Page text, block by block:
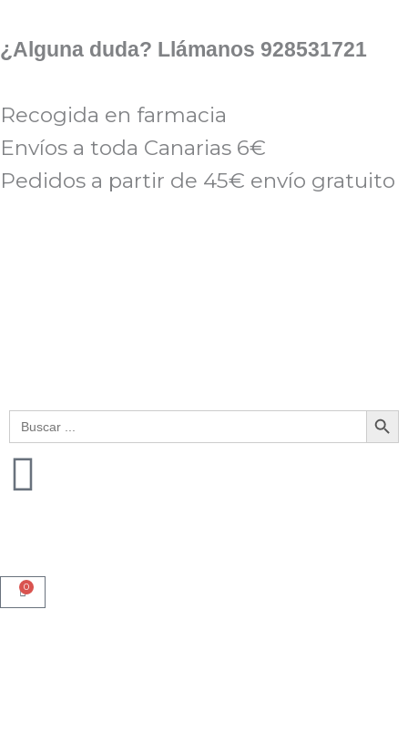
al
¿Alguna duda? Llámanos 928531721
Recogida en farmacia
Envíos a toda Canarias 6€
Pedidos a partir de 45€ envío gratuito
Buscar: Botón de
0
Cart